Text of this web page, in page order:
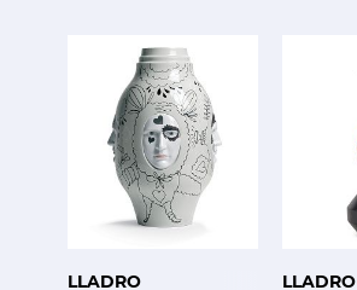
LLADRO LLADRO